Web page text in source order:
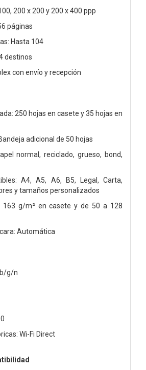
200 x 200 y 200 x 400 ppp
páginas
Hasta 104
destinos
con envío y recepción
250 hojas en casete y 35 hojas en
adicional de 50 hojas
normal, reciclado, grueso, bond,
A4, A5, A6, B5, Legal, Carta,
y tamaños personalizados
163 g/m² en casete y de 50 a 128
Automática
b/g/n
Wi-Fi Direct